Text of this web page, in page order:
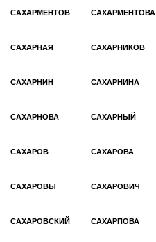
САХАРМЕНТОВ САХАРМЕНТОВА
САХАРНАЯ САХАРНИКОВ
САХАРНИН САХАРНИНА
САХАРНОВА САХАРНЫЙ
САХАРОВ САХАРОВА
САХАРОВЫ САХАРОВИЧ
САХАРОВСКИЙ САХАРПОВА